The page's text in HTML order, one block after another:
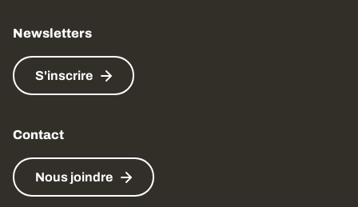
Newsletters
S'inscrire
Contact
Nous joindre